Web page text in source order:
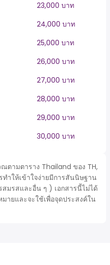
23,000 บาท
24,000 บาท
25,000 บาท
26,000 บาท
27,000 บาท
28,000 บาท
29,000 บาท
30,000 บาท
ตามตาราง Thailand ของ TH,
ทำให้เข้าใจง่ายมีการสันนิษฐาน
มรสและอื่น ๆ ) เอกสารนี้ไม่ได้
ายและจะใช้เพื่อจุดประสงค์ใน